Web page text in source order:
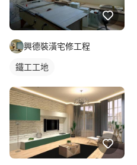
興德裝潢宅修工程
鐵工工地